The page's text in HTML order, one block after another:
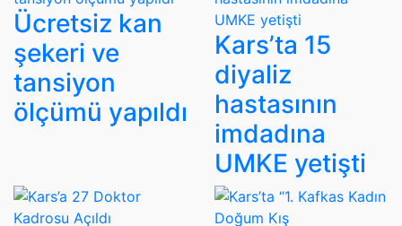
Ücretsiz kan
şekeri ve
tansiyon
ölçümü yapıldı
Kars’ta 15
diyaliz
hastasının
imdadına
UMKE yetişti